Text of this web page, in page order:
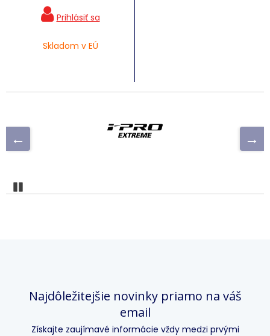
Skladom v EÚ
Najdôležitejšie novinky priamo na váš
email
Získajte zaujímavé informácie vždy medzi prvými